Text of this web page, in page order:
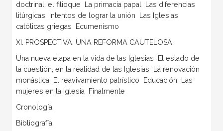
doctrinal: el filioque  La primacía papal  Las diferencias
litúrgicas  Intentos de lograr la unión  Las Iglesias
católicas griegas  Ecumenismo
XI. PROSPECTIVA: UNA REFORMA CAUTELOSA
Una nueva etapa en la vida de las Iglesias  El estado de
la cuestión, en la realidad de las Iglesias  La renovación
monástica  El reavivamiento patrístico  Educación  Las
mujeres en la Iglesia  Finalmente
Cronología
Bibliografía